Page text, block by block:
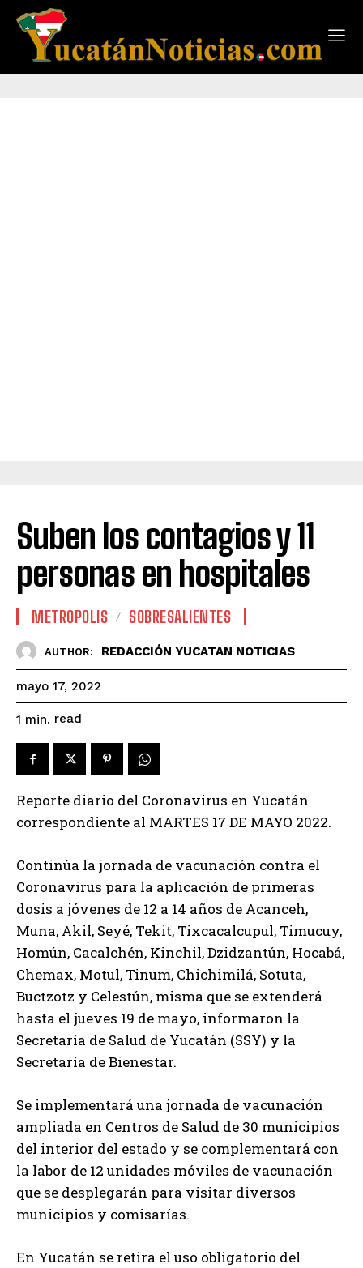
Suben los contagios y 11
personas en hospitales
METROPOLIS SOBRESALIENTES
AUTHOR: REDACCIÓN YUCATAN NOTICIAS
mayo 17, 2022
1 min. read
Reporte diario del Coronavirus en Yucatán
correspondiente al MARTES 17 DE MAYO 2022.
Continúa la jornada de vacunación contra el
Coronavirus para la aplicación de primeras
dosis a jóvenes de 12 a 14 años de Acanceh,
Muna, Akil, Seyé, Tekit, Tixcacalcupul, Timucuy,
Homún, Cacalchén, Kinchil, Dzidzantún, Hocabá,
Chemax, Motul, Tinum, Chichimilá, Sotuta,
Buctzotz y Celestún, misma que se extenderá
hasta el jueves 19 de mayo, informaron la
Secretaría de Salud de Yucatán (SSY) y la
Secretaría de Bienestar.
Se implementará una jornada de vacunación
ampliada en Centros de Salud de 30 municipios
del interior del estado y se complementará con
la labor de 12 unidades móviles de vacunación
que se desplegarán para visitar diversos
municipios y comisarías.
En Yucatán se retira el uso obligatorio del